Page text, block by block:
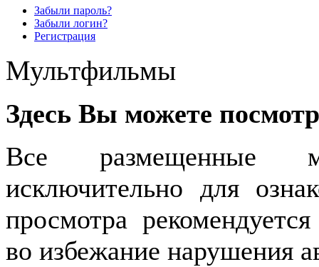
Забыли пароль?
Забыли логин?
Регистрация
Мультфильмы
Здесь Вы можете
Все размещенные
исключительно для
просмотра
во избежание нарушения